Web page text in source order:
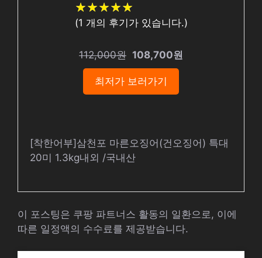
★★★★★
★★★★★
(1 개의 후기가 있습니다.)
112,000원 108,700원
최저가 보러가기
[착한어부]삼천포 마른오징어(건오징어) 특대
20미 1.3kg내외 /국내산
이 포스팅은 쿠팡 파트너스 활동의 일환으로, 이에
따른 일정액의 수수료를 제공받습니다.